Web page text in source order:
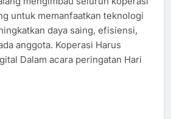
untuk memanfaatkan teknologi
daya saing, efisiensi,
anggota. Koperasi Harus
Dalam acara peringatan Hari